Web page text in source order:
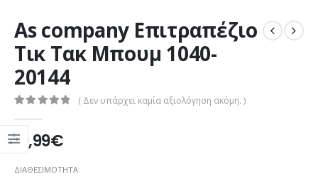
As company Επιτραπέζιο
Τικ Τακ Μπουμ 1040-
20144
( Δεν υπάρχει καμία αξιολόγηση ακόμη. )
19,99€
ΔΙΑΘΕΣΙΜΌΤΗΤΑ: